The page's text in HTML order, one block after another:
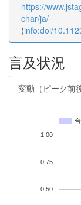
https://
char/ja/
(info:doi/
言及状況
変動（ピーク前
0.50
0.75
1.00